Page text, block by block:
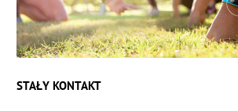
STAŁY KONTAKT